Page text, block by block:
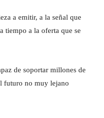
a emitir, a la señal que
tiempo a la oferta que se
de soportar millones de
futuro no muy lejano